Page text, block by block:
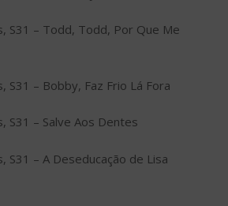
S31 – Todd, Todd, Por Que Me
S31 – Bobby, Faz Frio Lá Fora
S31 – Salve Aos Dentes
S31 – A Deseducação de Lisa